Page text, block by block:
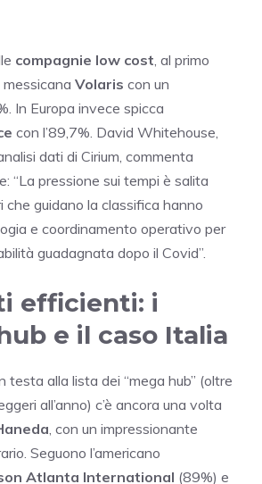
compagnie low cost , al primo
Volaris con un
In Europa invece spicca
con l’89,7%. David Whitehouse,
dati di Cirium, commenta
“La pressione sui tempi è salita
guidano la classifica hanno
e coordinamento operativo per
guadagnata dopo il Covid”.
efficienti: i
e il caso Italia
testa alla lista dei “mega hub” (oltre
all’anno) c’è ancora una volta
, con un impressionante
Seguono l’americano
Atlanta International (89%) e